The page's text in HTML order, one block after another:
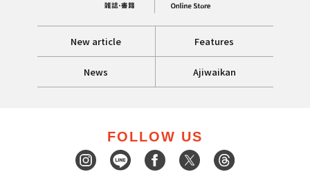
New article Features
News Ajiwaikan
FOLLOW US